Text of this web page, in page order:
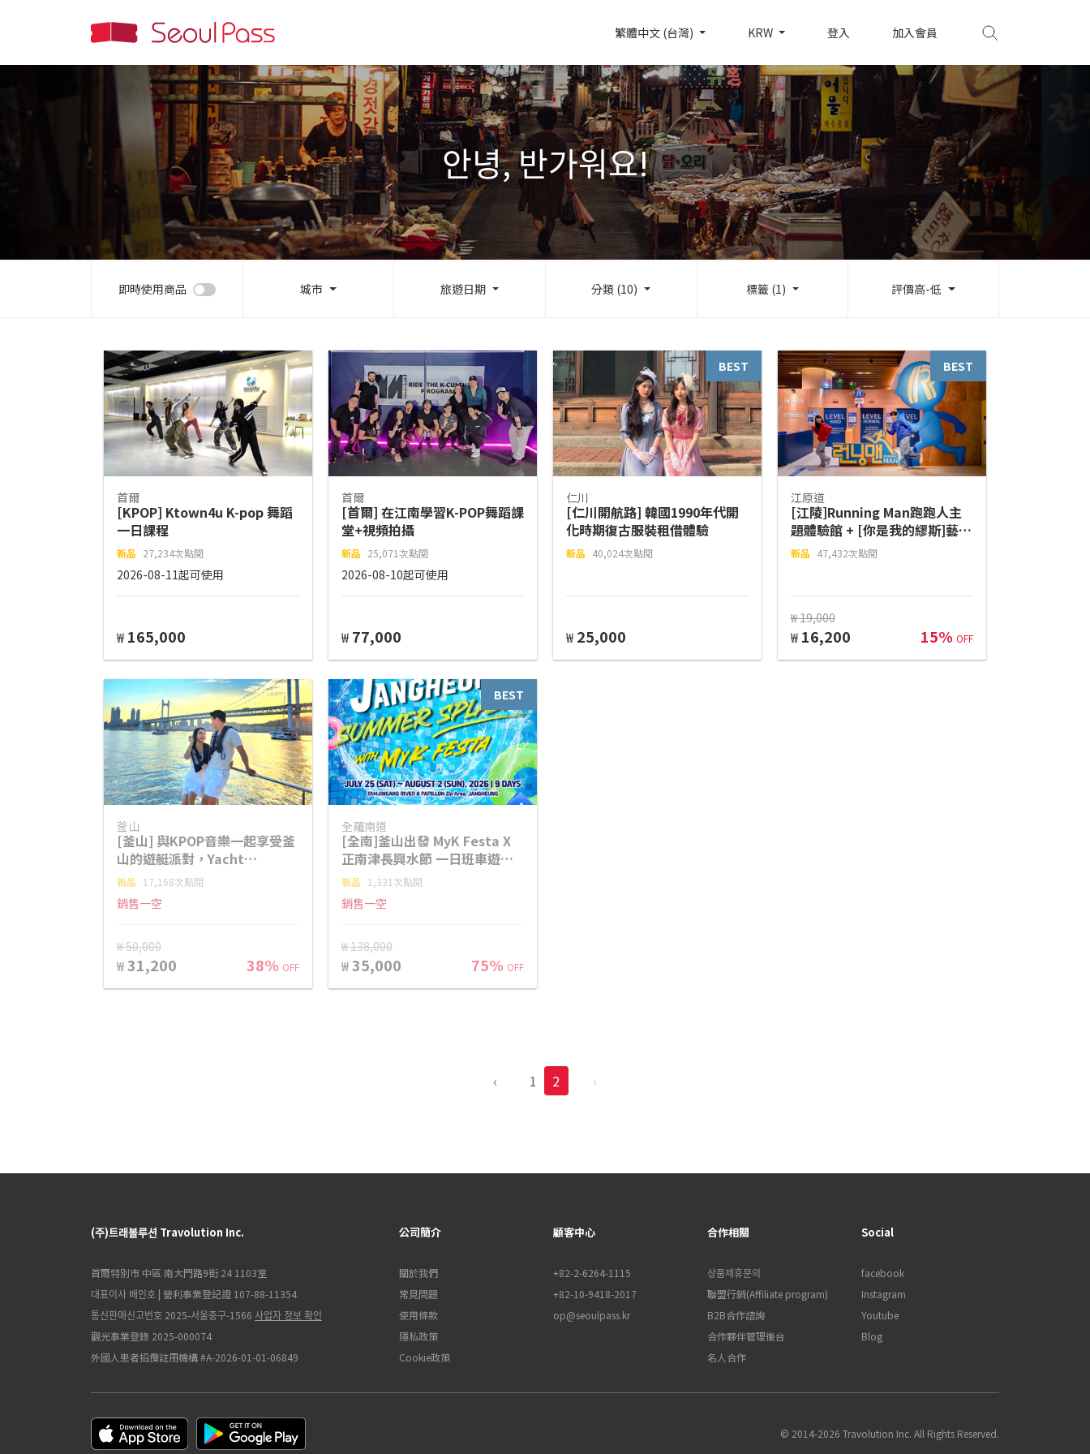
繁體中文 (台灣) KRW 登入 加入會員
안녕, 반가워요!
即時使用商品 城市 旅遊日期 分類 (10) 標籤 (1) 評價高-低
首爾
[KPOP] Ktown4u K-pop 舞蹈
一日課程
新品 27,234次點閱
2026-08-11起可使用
₩ 165,000
首爾
[首爾] 在江南學習K-POP舞蹈課
堂+視頻拍攝
新品 25,071次點閱
2026-08-10起可使用
₩ 77,000
BEST
仁川
[仁川開航路] 韓國1990年代開
化時期復古服裝租借體驗
新品 40,024次點閱
₩ 25,000
BEST
江原道
[江陵]Running Man跑跑人主
題體驗館 + [你是我的繆斯]藝術
館門票
新品 47,432次點閱
₩ 19,000
₩ 16,200 15% OFF
釜山
[釜山] 與KPOP音樂一起享受釜
山的遊艇派對，Yacht
Jun/EDM
新品 17,168次點閱
銷售一空
₩ 50,000
₩31,200 38% OFF
BEST
全羅南道
[全南]釜山出發 MyK Festa X
正南津長興水節 一日班車遊
（07/25~08/01）
新品 1,331次點閱
銷售一空
₩ 138,000
₩35,000 75% OFF
‹ 1 2 ›
(주)트래볼루션 Travolution Inc.
首爾特別市 中區 南大門路9街 24 1103室
대표이사 배인호 | 營利事業登記證 107-88-11354
통신판매신고번호 2025-서울중구-1566 사업자 정보 확인
觀光事業登錄 2025-000074
外國人患者招攬註冊機構 #A-2026-01-01-06849
公司簡介
關於我們
常見問題
使用條款
隱私政策
Cookie政策
顧客中心
+82-2-6264-1115
+82-10-9418-2017
op@seoulpass.kr
合作相關
상품제휴문의
聯盟行銷(Affiliate program)
B2B合作諮詢
合作夥伴管理後台
名人合作
Social
facebook
Instagram
Youtube
Blog
© 2014-2026 Travolution Inc. All Rights Reserved.